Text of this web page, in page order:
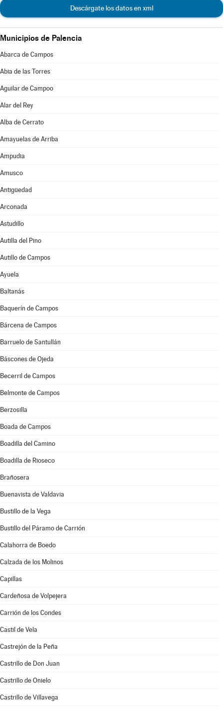
Descárgate los datos en xml
Municipios de Palencia
Abarca de Campos
Abia de las Torres
Aguilar de Campoo
Alar del Rey
Alba de Cerrato
Amayuelas de Arriba
Ampudia
Amusco
Antigüedad
Arconada
Astudillo
Autilla del Pino
Autillo de Campos
Ayuela
Baltanás
Baquerín de Campos
Bárcena de Campos
Barruelo de Santullán
Báscones de Ojeda
Becerril de Campos
Belmonte de Campos
Berzosilla
Boada de Campos
Boadilla del Camino
Boadilla de Rioseco
Brañosera
Buenavista de Valdavia
Bustillo de la Vega
Bustillo del Páramo de Carrión
Calahorra de Boedo
Calzada de los Molinos
Capillas
Cardeñosa de Volpejera
Carrión de los Condes
Castil de Vela
Castrejón de la Peña
Castrillo de Don Juan
Castrillo de Onielo
Castrillo de Villavega